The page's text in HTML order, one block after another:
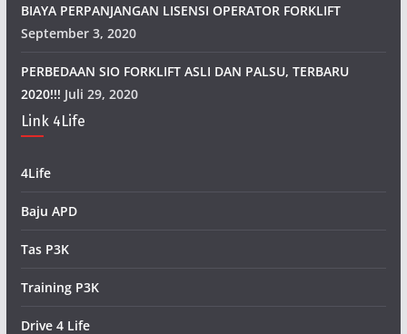
BIAYA PERPANJANGAN LISENSI OPERATOR FORKLIFT
September 3, 2020
PERBEDAAN SIO FORKLIFT ASLI DAN PALSU, TERBARU
2020!!! Juli 29, 2020
Link 4Life
4Life
Baju APD
Tas P3K
Training P3K
Drive 4 Life